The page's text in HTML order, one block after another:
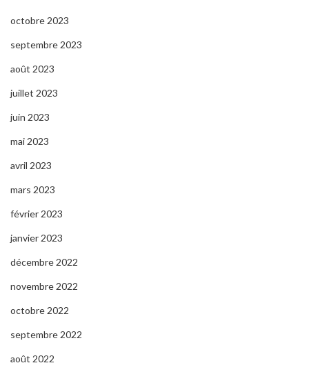
octobre 2023
septembre 2023
août 2023
juillet 2023
juin 2023
mai 2023
avril 2023
mars 2023
février 2023
janvier 2023
décembre 2022
novembre 2022
octobre 2022
septembre 2022
août 2022